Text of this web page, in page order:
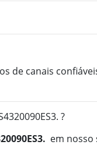
de canais
?
em nosso